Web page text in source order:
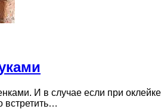
И в случае если при
встретить…